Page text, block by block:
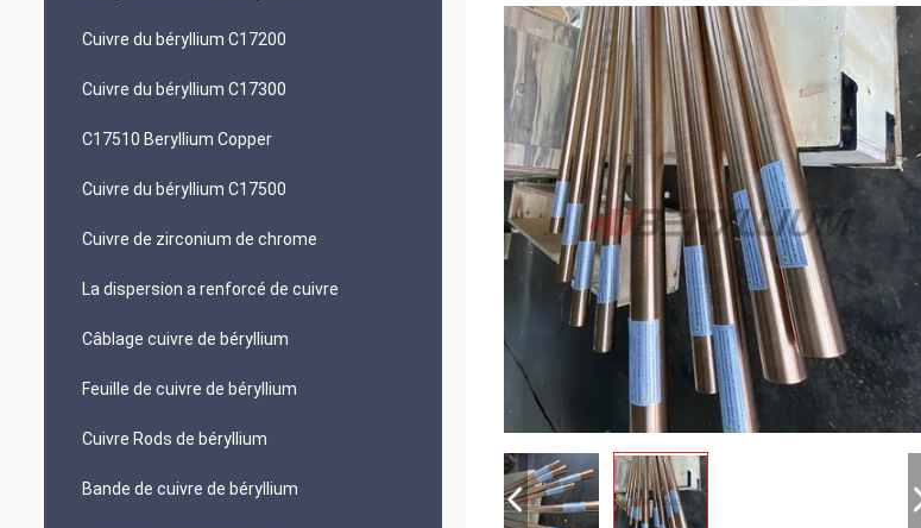
Cuivre du béryllium C17200
Cuivre du béryllium C17300
C17510 Beryllium Copper
Cuivre du béryllium C17500
Cuivre de zirconium de chrome
La dispersion a renforcé de cuivre
Câblage cuivre de béryllium
Feuille de cuivre de béryllium
Cuivre Rods de béryllium
Bande de cuivre de béryllium